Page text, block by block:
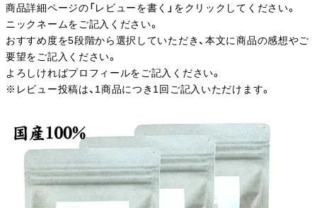
商品詳細ページの「レビューを書く」をクリックしてください。
ニックネームをご記入ください。
おすすめ度を5段階から選択していただき、本文に商品の感想やご
要望をご記入ください。
よろしければプロフィールをご記入ください。
※レビュー投稿は、1商品につき1回ご記入いただけます。